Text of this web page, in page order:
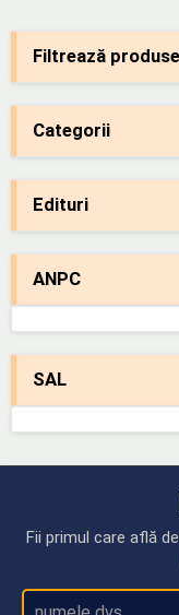
Filtrează
Categorii
Edituri
ANPC
SAL
Fii primul care află